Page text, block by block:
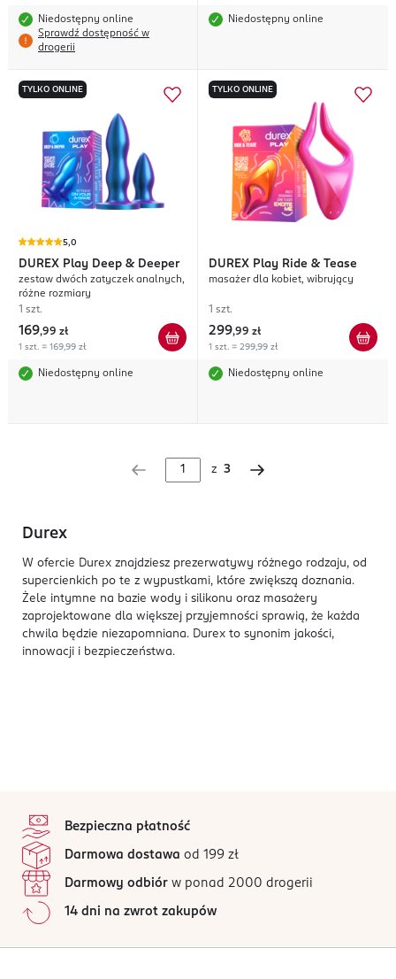
Niedostępny online
Sprawdź dostępność w
drogerii
Niedostępny online
TYLKO ONLINE
5,0
DUREX Play Deep & Deeper
zestaw dwóch zatyczek analnych,
różne rozmiary
1 szt.
169,99 zł
1 szt. = 169,99 zł
Niedostępny online
TYLKO ONLINE
DUREX Play Ride & Tease
masażer dla kobiet, wibrujący
1 szt.
299,99 zł
1 szt. = 299,99 zł
Niedostępny online
z 3
Durex
W ofercie Durex znajdziesz prezerwatywy różnego rodzaju, od
supercienkich po te z wypustkami, które zwiększą doznania.
Żele intymne na bazie wody i silikonu oraz masażery
zaprojektowane dla większej przyjemności sprawią, że każda
chwila będzie niezapomniana. Durex to synonim jakości,
innowacji i bezpieczeństwa.
Bezpieczna płatność
Darmowa dostawa od 199 zł
Darmowy odbiór w ponad 2000 drogerii
14 dni na zwrot zakupów